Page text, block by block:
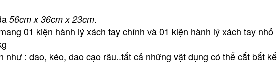
56cm x 36cm x 23cm.
01 kiện hành lý xách tay chính và 01 kiện hành lý xách tay nhỏ
: dao, kéo, dao cạo râu..tất cả những vật dụng có thể cắt bất kể